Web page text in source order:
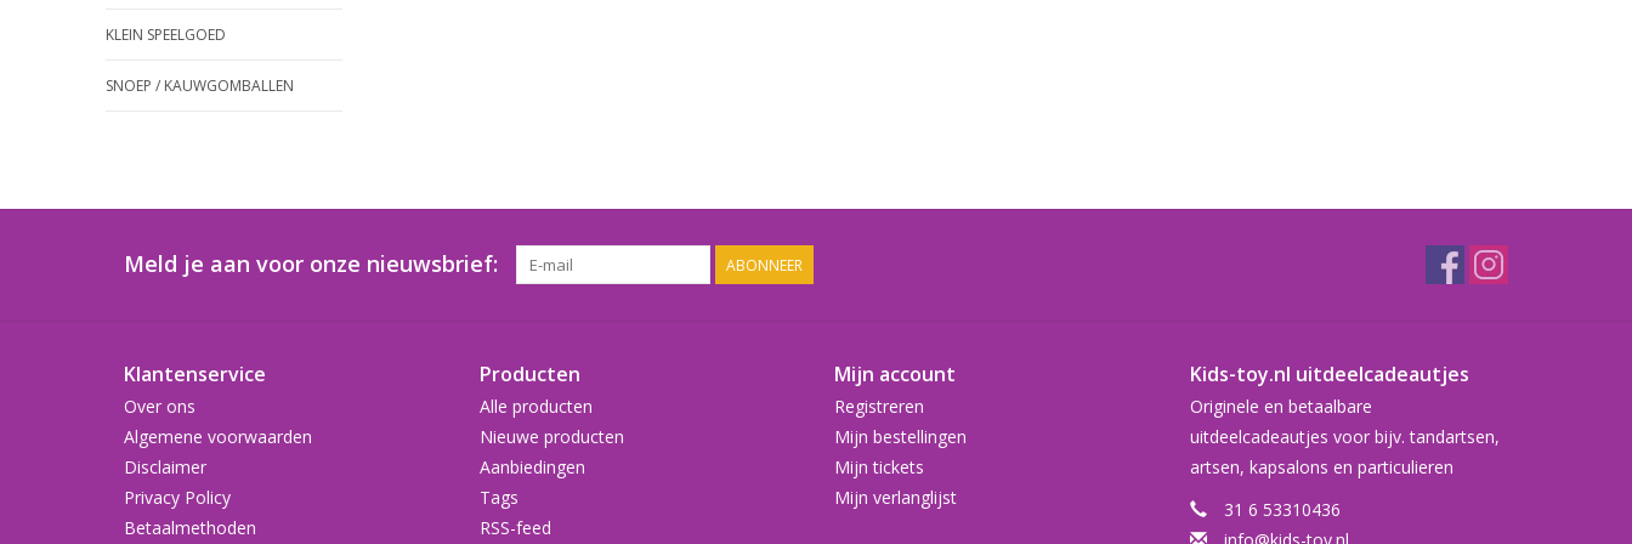
KLEIN SPEELGOED
SNOEP / KAUWGOMBALLEN
Meld je aan voor onze nieuwsbrief: ABONNEER
Klantenservice
Over ons
Algemene voorwaarden
Disclaimer
Privacy Policy
Betaalmethoden
Producten
Alle producten
Nieuwe producten
Aanbiedingen
Tags
RSS-feed
Mijn account
Registreren
Mijn bestellingen
Mijn tickets
Mijn verlanglijst
Kids-toy.nl uitdeelcadeautjes
Originele en betaalbare
uitdeelcadeautjes voor bijv. tandartsen,
artsen, kapsalons en particulieren
31 6 53310436